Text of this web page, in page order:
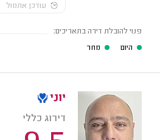
עודכן אתמול
פנוי להובלת דירה בתאריכים:
היום
מחר
יוני
דירוג כללי